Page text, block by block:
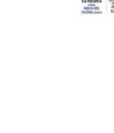
ΑΜΠΑΛΑΕΑ,